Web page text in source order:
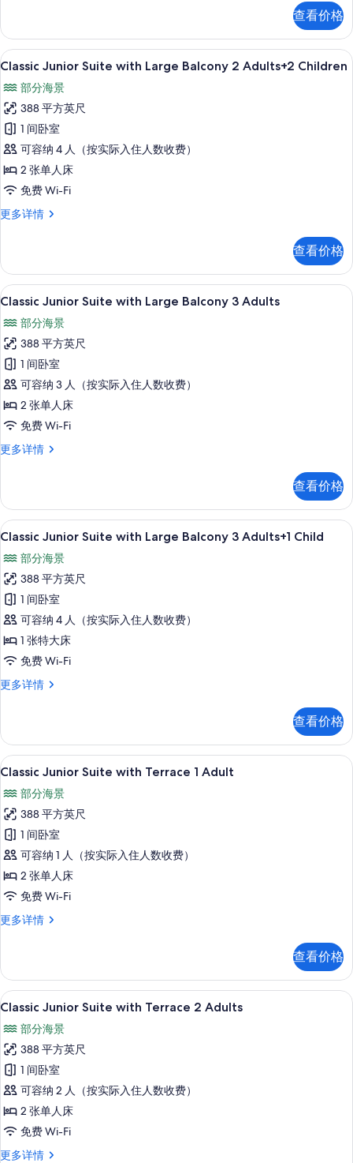
的
所
有
照
片
Large
Balcony
2
Child
更
多
信
息
查看价格
显
Classic
Junior
Suite
with
Large
Balcony
2
Adults+2
的
所
有
照
片
高档床上用品、客房内保险箱、免费
9
Classic Junior Suite with Large Balcony 2 Adults+2 Children
部分海景
388 平方英尺
1 间卧室
可容纳 4 人（按实际入住人数收费）
2 张单人床
免费 Wi-Fi
更多详情
Classic
Large
Balcony
2
Children
更
多
信
息
查看价格
显
Classic
Junior
Suite
with
Large
Balcony
3
Adults
所
有
照
片
高档床上用品、客房内保险箱、免费
9
Classic Junior Suite with Large Balcony 3 Adults
部分海景
388 平方英尺
1 间卧室
可容纳 3 人（按实际入住人数收费）
2 张单人床
免费 Wi-Fi
更多详情
Classic
Large
Balcony
3
更
多
信
息
查看价格
显
Classic
Junior
Suite
with
Large
Balcony
3
Adults+1
的
所
有
照
片
高档床上用品、客房内保险箱、免费
9
Classic Junior Suite with Large Balcony 3 Adults+1 Child
部分海景
388 平方英尺
1 间卧室
可容纳 4 人（按实际入住人数收费）
1 张特大床
免费 Wi-Fi
更多详情
Classic
Large
Balcony
3
Child
更
多
信
息
查看价格
显
Classic
Junior
Suite
with
Terrace
1
Adult
有
照
片
高档床上用品、客房内保险箱、免费
27
Classic Junior Suite with Terrace 1 Adult
部分海景
388 平方英尺
1 间卧室
可容纳 1 人（按实际入住人数收费）
2 张单人床
免费 Wi-Fi
更多详情
Classic
Terrace
Adult
多
信
息
查看价格
显
Classic
Junior
Suite
with
Terrace
2
Adults
高档床上用品、客房内保险箱、免费
27
Classic Junior Suite with Terrace 2 Adults
部分海景
388 平方英尺
1 间卧室
可容纳 2 人（按实际入住人数收费）
2 张单人床
免费 Wi-Fi
更多详情
Classic